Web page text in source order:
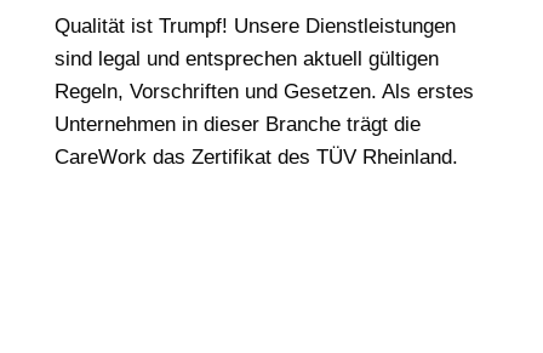
Qualität ist Trumpf! Unsere Dienstleistungen
sind legal und entsprechen aktuell gültigen
Regeln, Vorschriften und Gesetzen. Als erstes
Unternehmen in dieser Branche trägt die
CareWork das Zertifikat des TÜV Rheinland.